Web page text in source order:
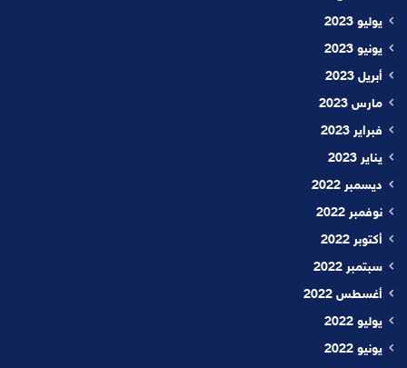
يوليو 2023
يونيو 2023
أبريل 2023
مارس 2023
فبراير 2023
يناير 2023
ديسمبر 2022
نوفمبر 2022
أكتوبر 2022
سبتمبر 2022
أغسطس 2022
يوليو 2022
يونيو 2022